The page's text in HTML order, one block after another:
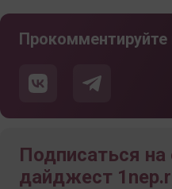
Прокомментируйте
Подписаться
дайджест